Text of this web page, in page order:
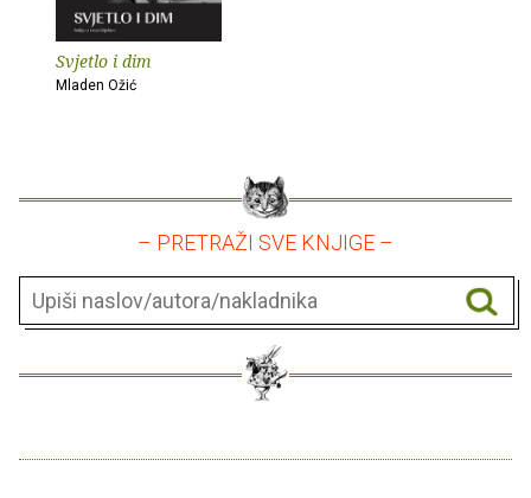
Svjetlo i dim
Mladen Ožić
– PRETRAŽI SVE KNJIGE –